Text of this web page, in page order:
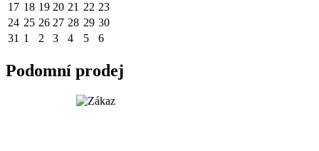
17 18 19 20 21 22 23
24 25 26 27 28 29 30
31 1 2 3 4 5 6
Podomní prodej